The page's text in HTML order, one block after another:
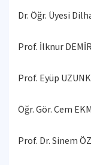
Dr. Öğr. Üyesi
Prof. İlknur
Prof. Eyüp
Öğr. Gör. Cem
Prof. Dr. Sinem